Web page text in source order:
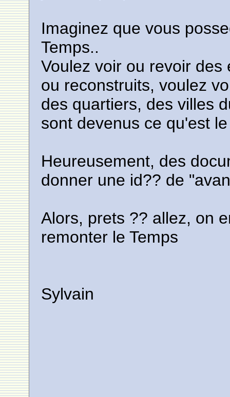
Imaginez que vous
Temps..
Voulez voir ou revoir
ou reconstruits, voulez
des quartiers, des villes
sont devenus ce qu'est
Heureusement, des
donner une id?? de
Alors, prets ?? allez, on
remonter le Temps
Sylvain